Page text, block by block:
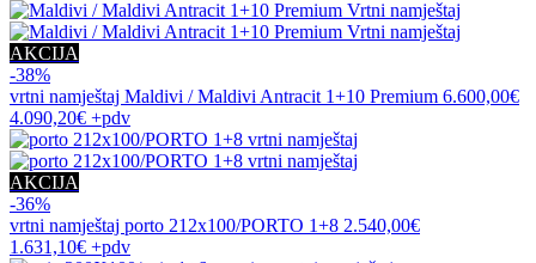
AKCIJA
-38%
vrtni namještaj Maldivi / Maldivi Antracit 1+10 Premium 6.600,00€
4.090,20€ +pdv
AKCIJA
-36%
vrtni namještaj porto 212x100/PORTO 1+8 2.540,00€
1.631,10€ +pdv